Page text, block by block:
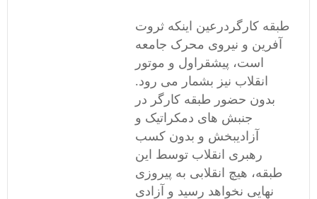
طبقه کارگردرعین اینکه ثروت
آفرین و نیروی محرک جامعه
است، پیشقراول و موتور
انقلاب نیز بشمار می رود.
بدون حضور طبقه کارگر در
جنبش های دمکراتیک و
آزادیبخش و بدون کسب
رهبری انقلاب توسط این
طبقه، هیچ انقلابی به پیروزی
نهایی نخواهد رسید و آزادی